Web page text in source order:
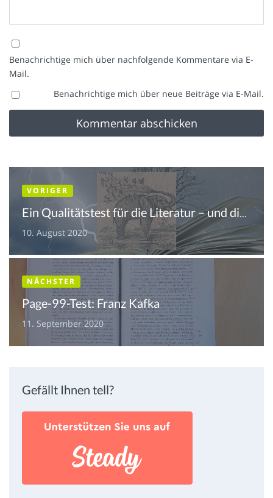
Benachrichtige mich über nachfolgende Kommentare via E-
Mail.
Benachrichtige mich über neue Beiträge via E-Mail.
VORIGER
Ein Qualitätstest für die Literatur – und die Kritik
10. August 2020
NÄCHSTER
Page-99-Test: Franz Kafka
11. September 2020
Gefällt Ihnen tell?